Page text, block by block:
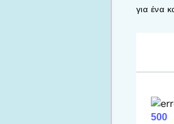
για ένα
Δείτε